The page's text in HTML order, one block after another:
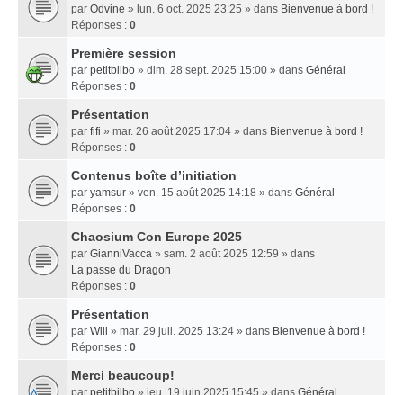
par Odvine » lun. 6 oct. 2025 23:25 » dans Bienvenue à bord !
Réponses : 0
Première session
par petitbilbo » dim. 28 sept. 2025 15:00 » dans Général
Réponses : 0
Présentation
par fifi » mar. 26 août 2025 17:04 » dans Bienvenue à bord !
Réponses : 0
Contenus boîte d’initiation
par yamsur » ven. 15 août 2025 14:18 » dans Général
Réponses : 0
Chaosium Con Europe 2025
par GianniVacca » sam. 2 août 2025 12:59 » dans
La passe du Dragon
Réponses : 0
Présentation
par Will » mar. 29 juil. 2025 13:24 » dans Bienvenue à bord !
Réponses : 0
Merci beaucoup!
par petitbilbo » jeu. 19 juin 2025 15:45 » dans Général